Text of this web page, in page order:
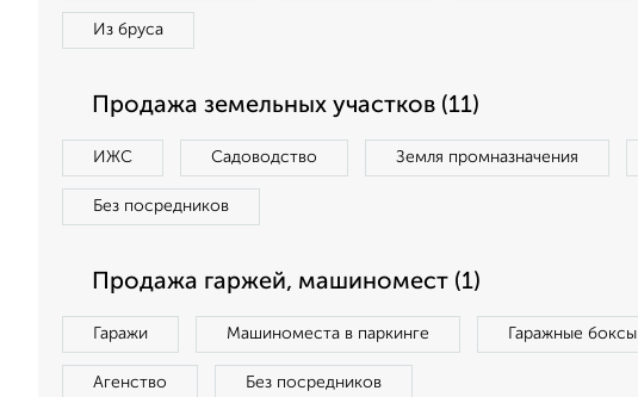
Из бруса
Продажа земельных участков (11)
ИЖС Садоводство Земля промназначения
Без посредников
Продажа гаржей, машиномест (1)
Гаражи Машиноместа в паркинге Гаражные боксы
Агенство Без посредников